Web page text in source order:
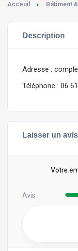
Acceuil Bâtiment
Description
Adresse :
Téléphone : 06
Laisser un avis
Votre
Avis